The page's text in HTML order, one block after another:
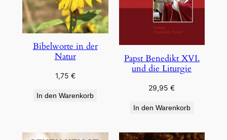
Bibelworte in der
Natur
1,75 €
In den Warenkorb
Papst Benedikt XVI.
und die Liturgie
29,95€
In den Warenkorb